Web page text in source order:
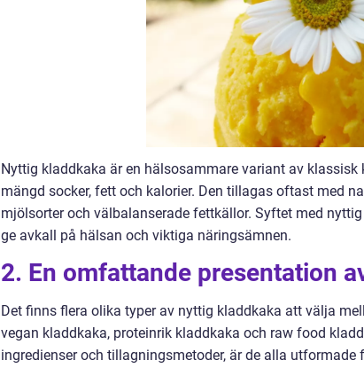
Nyttig kladdkaka är en hälsosammare variant av
mängd socker, fett och kalorier. Den tillagas oftast med
mjölsorter och välbalanserade fettkällor. Syftet med
ge avkall på hälsan och viktiga näringsämnen.
2. En omfattande presentation
Det finns flera olika typer av nyttig kladdkaka att välja
vegan kladdkaka, proteinrik kladdkaka och raw food
ingredienser och tillagningsmetoder, är de alla